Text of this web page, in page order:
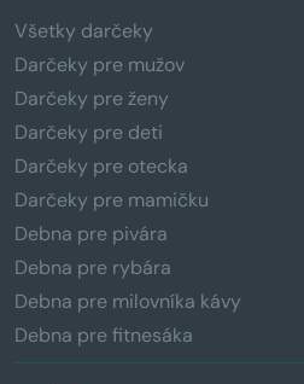
Všetky darčeky
Darčeky pre mužov
Darčeky pre ženy
Darčeky pre deti
Darčeky pre otecka
Darčeky pre mamičku
Debna pre pivára
Debna pre rybára
Debna pre milovníka kávy
Debna pre fitnesáka